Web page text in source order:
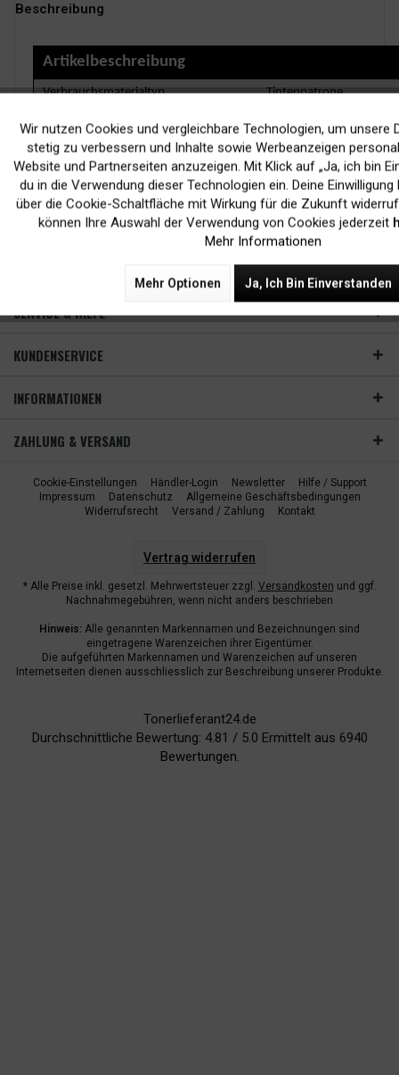
Beschreibung
Artikelbeschreibung
Verbrauchsmaterialtyp Tintenpatrone
Drucktechnologie Tintenstrahl
Farbe Black-Cyan-Magenta-
Enthaltene Anz. 2er-Pack
Kapazität Bis zu 500 Seiten bei 5%
SERVICE & HILFE
KUNDENSERVICE
INFORMATIONEN
ZAHLUNG & VERSAND
Cookie-Einstellungen Händler-Login Newsletter
Hilfe / Support
Impressum
Datenschutz
Allgemeine Geschäftsbedingungen
Widerrufsrecht
Versand / Zahlung Kontakt
Vertrag widerrufen
* Alle Preise inkl. gesetzl. Mehrwertsteuer zzgl. Versandkosten und ggf.
Nachnahmegebühren, wenn nicht anders beschrieben
Hinweis: Alle genannten Markennamen und Bezeichnungen sind
eingetragene Warenzeichen ihrer Eigentümer.
Die aufgeführten Markennamen und Warenzeichen auf unseren
Internetseiten dienen ausschliesslich zur Beschreibung unserer Produkte.
Tonerlieferant24.de
Durchschnittliche Bewertung: 4.81 / 5.0 Ermittelt aus 6940
Bewertungen.
Funktionale
Marketing
Wir nutzen Cookies und vergleichbare Technologien, um unsere
stetig zu verbessern und Inhalte sowie Werbeanzeigen
Website und Partnerseiten anzuzeigen. Mit Klick auf „Ja, ich bin
du in die Verwendung dieser Technologien ein. Deine
über die Cookie-Schaltfläche mit Wirkung für die Zukunft
können Ihre Auswahl der Verwendung von Cookies jederzeit
Mehr Informationen
Mehr Optionen Ja, Ich Bin Einverstanden